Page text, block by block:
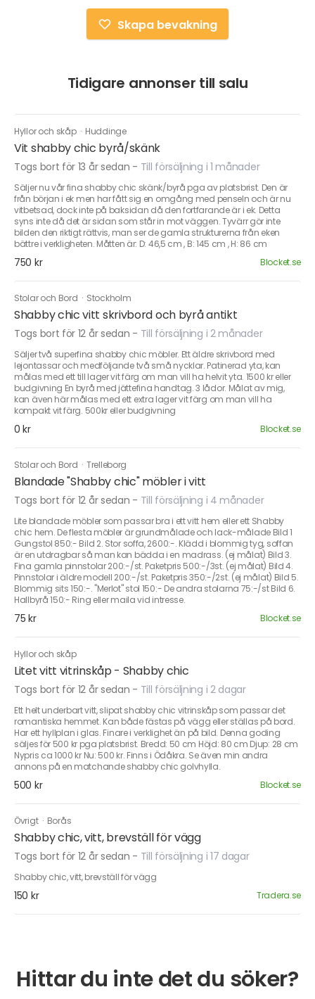
Skapa bevakning
Tidigare annonser till salu
Hyllor och skåp · Huddinge
Vit shabby chic byrå/skänk
Togs bort för 13 år sedan - Till försäljning i 1 månader
Säljer nu vår fina shabby chic skänk/byrå pga av platsbrist. Den är
från början i ek men har fått sig en omgång med penseln och är nu
vitbetsad, dock inte på baksidan då den fortfarande är i ek. Detta
syns inte då det är sidan som står in mot väggen. Tyvärr gör inte
bilden den riktigt rättvis, man ser de gamla strukturerna från eken
bättre i verkligheten. Måtten är: D: 46,5 cm , B: 145 cm , H: 86 cm
750 kr Blocket.se
Stolar och Bord · Stockholm
Shabby chic vitt skrivbord och byrå antikt
Togs bort för 12 år sedan - Till försäljning i 2 månader
Säljer två superfina shabby chic möbler. Ett äldre skrivbord med
lejontassar och medföljande två små nycklar. Patinerad yta, kan
målas med ett till lager vit färg om man vill ha helvit yta. 1500 kr eller
budgivning En byrå med jättefina handtag. 3 lådor. Målat av mig,
kan även här målas med ett extra lager vit färg om man vill ha
kompakt vit färg. 500kr eller budgivning
0 kr Blocket.se
Stolar och Bord ·Trelleborg
Blandade "Shabby chic" möbler i vitt
Togs bort för 12 år sedan - Till försäljning i 4 månader
Lite blandade möbler som passar bra i ett vitt hem eller ett Shabby
chic hem. De flesta möbler är grundmålade och lack-målade Bild 1
Gungstol 850:- Bild 2. Stor soffa, 2600:-. Klädd i blommig tyg, soffan
är en utdragbar så man kan bädda i en madrass. (ej målat) Bild 3.
Fina gamla pinnstolar 200:-/st. Paketpris 500:-/3st. (ej målat) Bild 4.
Pinnstolar i äldre modell 200:-/st. Paketpris 350:-/2st. (ej målat) Bild 5.
Blommig sits 150:-. "Merlot" stol 150:- De andra stolarna 75:-/st Bild 6.
Hallbyrå 150:- Ring eller maila vid intresse.
75 kr Blocket.se
Hyllor och skåp
Litet vitt vitrinskåp - Shabby chic
Togs bort för 12 år sedan - Till försäljning i 2 dagar
Ett helt underbart vitt, slipat shabby chic vitrinskåp som passar det
romantiska hemmet. Kan både fästas på vägg eller ställas på bord.
Har ett hyllplan i glas. Finare i verklighet än på bild. Denna goding
säljes för 500 kr pga platsbrist. Bredd: 50 cm Höjd: 80 cm Djup: 28 cm
Nypris ca 1000 kr Nu: 500 kr. Finns i Ödåkra. Se även min andra
annons på en matchande shabby chic golvhylla.
500 kr Blocket.se
Övrigt · Borås
Shabby chic, vitt, brevställ för vägg
Togs bort för 12 år sedan - Till försäljning i 17 dagar
Shabby chic, vitt, brevställ för vägg
150 kr Tradera.se
Hittar du inte det du söker?